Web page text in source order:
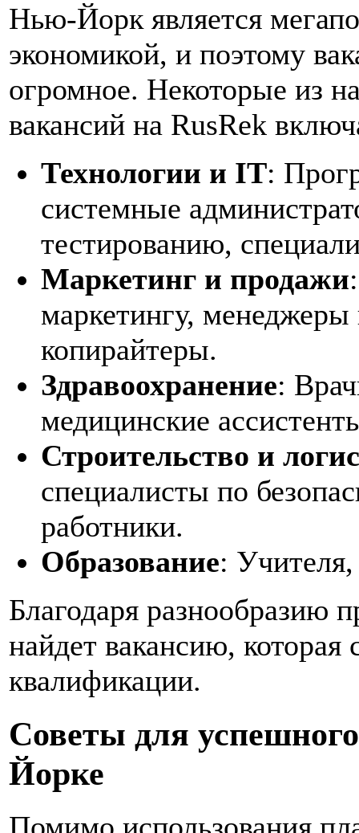
Нью-Йорк является
экономикой, и поэтому
огромное. Некоторые из
вакансий на RusRek
Технологии и IT:
системные
тестированию,
Маркетинг и продажи
маркетингу,
копирайтеры.
Здравоохранение:
медицинские
Строительство и
специалисты по
работники.
Образование:
Благодаря разнообразию
найдет вакансию, которая
квалификации.
Советы для
Йорке